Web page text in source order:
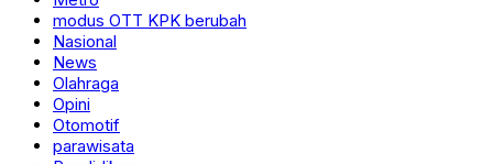
modus OTT KPK berubah
Nasional
News
Olahraga
Opini
Otomotif
parawisata